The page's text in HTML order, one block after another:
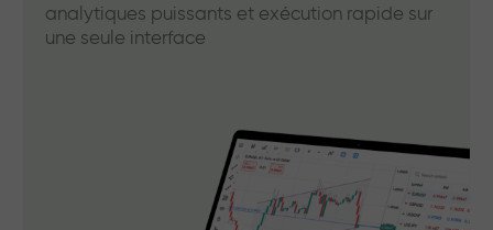
analytiques puissants et exécution rapide sur
une seule interface